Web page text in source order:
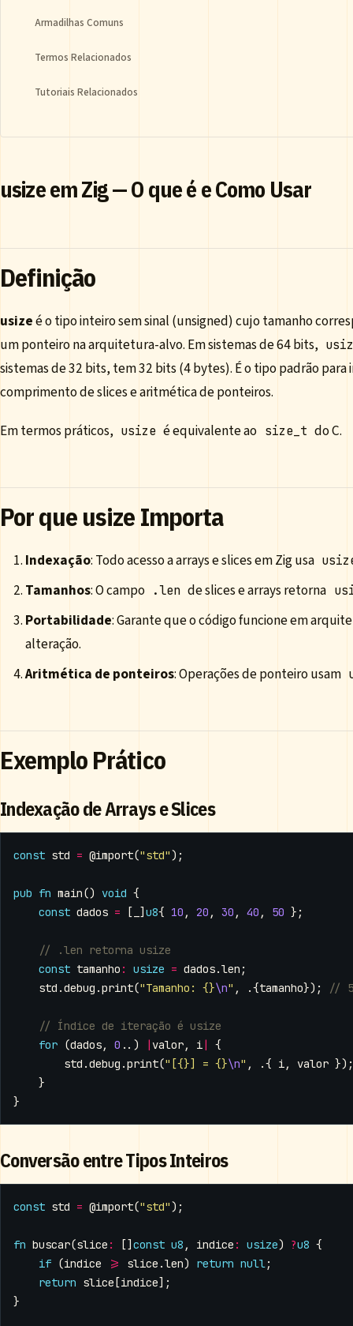
Armadilhas Comuns
Termos Relacionados
Tutoriais Relacionados
usize em Zig — O que é e Como Usar
Definição
usizeé o tipo inteiro sem sinal (unsigned) cujo tamanho
um ponteiro na arquitetura-alvo. Em sistemas de 64 bits,
sistemas de 32 bits, tem 32 bits (4 bytes). É o tipo padrão para
comprimento de slices e aritmética de ponteiros.
Em termos práticos, usize é equivalente ao size_t do C.
Por que usize Importa
Indexação: Todo acesso a arrays e slices em Zig usa
Tamanhos: O campo .len de slices e arrays retorna
Portabilidade: Garante que o código funcione em
alteração.
Aritmética de ponteiros: Operações de ponteiro usam
Exemplo Prático
Indexação de Arrays e Slices
const std = @import("std");
pub fn main() void {
const dados = [ ] u8{ 10 , 20 , 30 , 40 , 50 };
const tamanho : usize = dados.len ;
std .debug .print("Tamanho: {}\n" , .{tamanho});
for (dados, 0 ..) | valor, i|
{
std .debug .print("[{}] = {}\n" , .{ i, valor });
}
}
Conversão entre Tipos Inteiros
const std = @import("std");
fn buscar(slice : [] const u8 , indice : usize) ?u8 {
if (indice >= slice .len) return null;
return slice [indice];
}